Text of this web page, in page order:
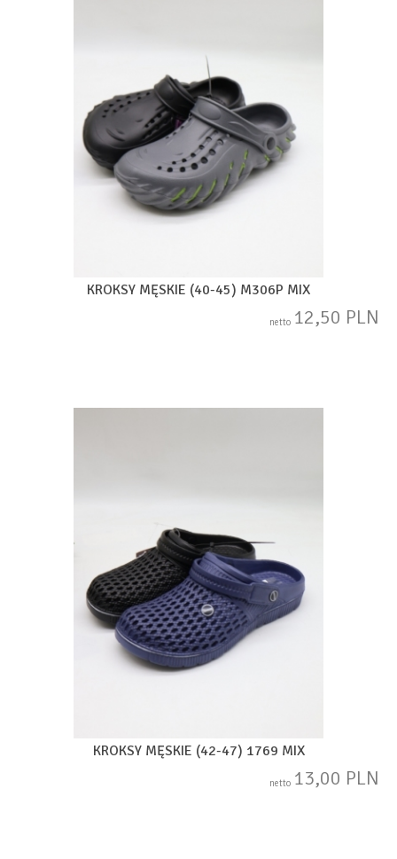
KROKSY MĘSKIE (40-45) M306P MIX
netto 12,50 PLN
KROKSY MĘSKIE (42-47) 1769 MIX
netto 13,00 PLN